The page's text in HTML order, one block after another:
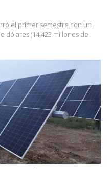
el primer semestre con un
dólares (14,423 millones de